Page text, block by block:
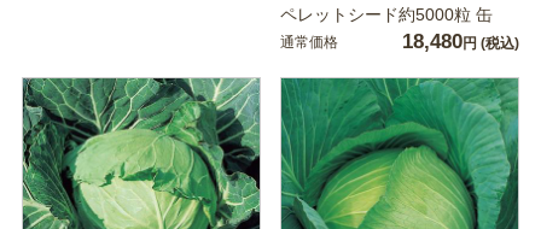
ペレットシード約5000粒 缶
通常価格 18,480円 (税込)